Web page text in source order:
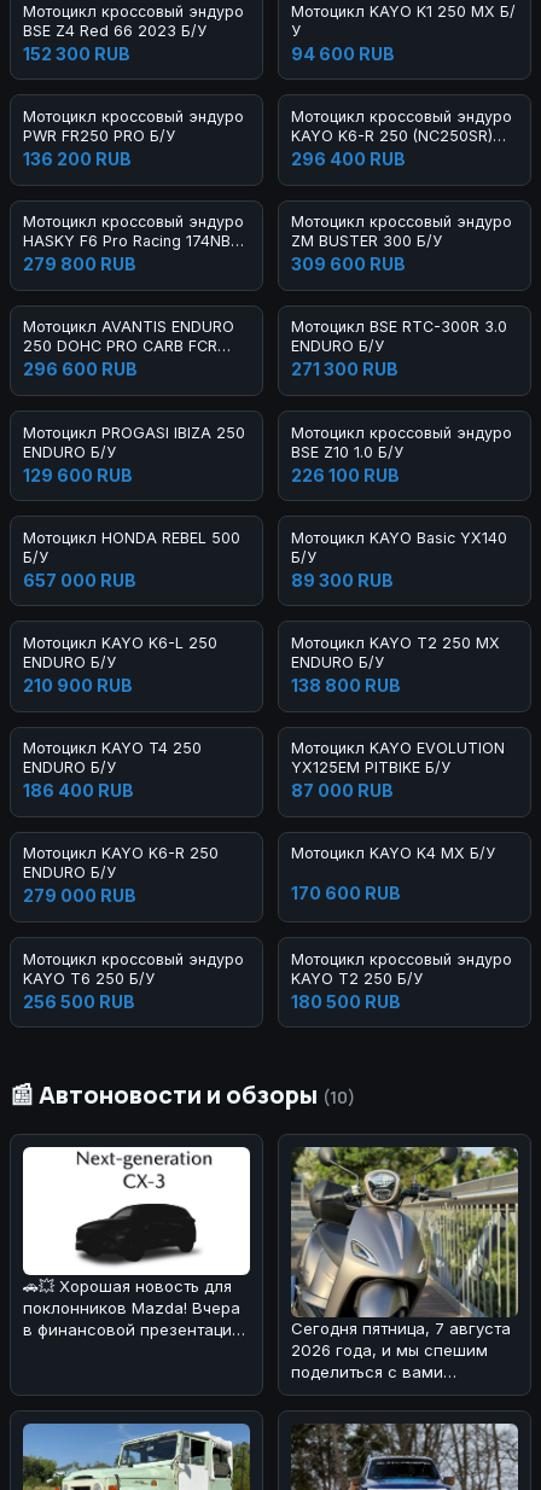
Мотоцикл кроссовый эндуро
BSE Z4 Red 66 2023 Б/У
152 300 RUB
Мотоцикл KAYO K1 250 MX Б/
У
94 600 RUB
Мотоцикл кроссовый эндуро
PWR FR250 PRO Б/У
136 200 RUB
Мотоцикл кроссовый эндуро
KAYO K6-R 250 (NC250SR)
FCR 21/18 Б/У
296 400 RUB
Мотоцикл кроссовый эндуро
HASKY F6 Pro Racing 174NB
300 2023 Б/У
279 800 RUB
Мотоцикл кроссовый эндуро
ZM BUSTER 300 Б/У
309 600 RUB
Мотоцикл AVANTIS ENDURO
250 DOHC PRO CARB FCR
EXCLUSIVE ARS Б/У
296 600 RUB
Мотоцикл BSE RTC-300R 3.0
ENDURO Б/У
271 300 RUB
Мотоцикл PROGASI IBIZA 250
ENDURO Б/У
129 600 RUB
Мотоцикл кроссовый эндуро
BSE Z10 1.0 Б/У
226 100 RUB
Мотоцикл HONDA REBEL 500
Б/У
657 000 RUB
Мотоцикл KAYO Basic YX140
Б/У
89 300 RUB
Мотоцикл KAYO K6-L 250
ENDURO Б/У
210 900 RUB
Мотоцикл KAYO T2 250 MX
ENDURO Б/У
138 800 RUB
Мотоцикл KAYO T4 250
ENDURO Б/У
186 400 RUB
Мотоцикл KAYO EVOLUTION
YX125EM PITBIKE Б/У
87 000 RUB
Мотоцикл KAYO K6-R 250
ENDURO Б/У
279 000 RUB
Мотоцикл KAYO K4 MX Б/У
170 600 RUB
Мотоцикл кроссовый эндуро
KAYO T6 250 Б/У
256 500 RUB
Мотоцикл кроссовый эндуро
KAYO T2 250 Б/У
180 500 RUB
📰 Автоновости и обзоры (10)
🚗💥 Хорошая новость для
поклонников Mazda! Вчера
в финансовой презентации
Сегодня пятница, 7 августа
2026 года, и мы спешим
поделиться с вами
интересной новостью из
мира двух